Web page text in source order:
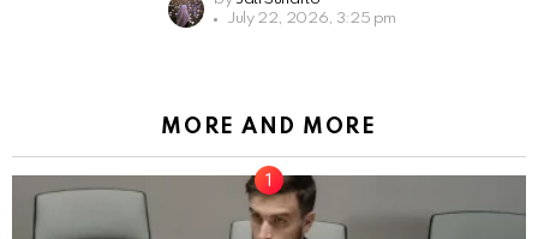
July 22, 2026, 3:25 pm
MORE AND MORE